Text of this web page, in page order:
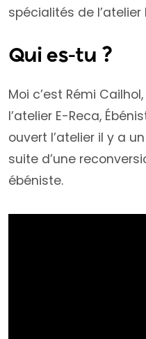
spécialités de
Qui es-tu ?
Moi c’est Rémi Cailhol,
l’atelier E-Reca,
ouvert l’atelier il y a
suite d’une
ébéniste.